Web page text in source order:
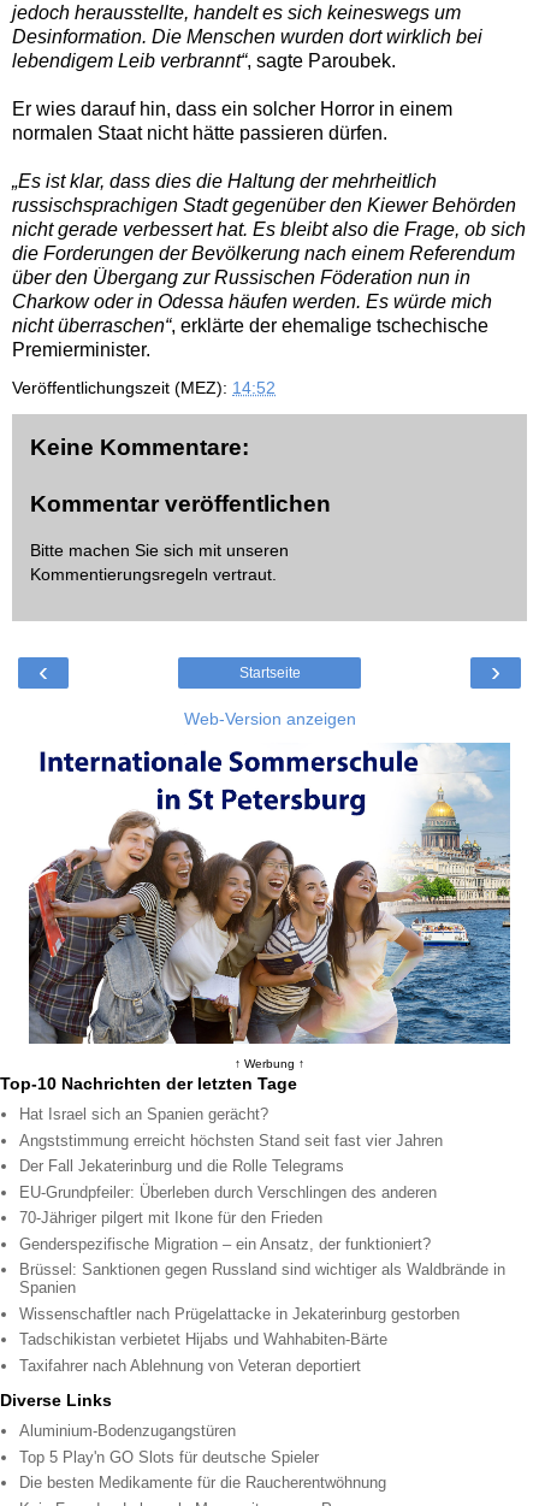
jedoch herausstellte, handelt es sich keineswegs um
Desinformation. Die Menschen wurden dort wirklich bei
lebendigem Leib verbrannt“, sagte Paroubek.
Er wies darauf hin, dass ein solcher Horror in einem
normalen Staat nicht hätte passieren dürfen.
„Es ist klar, dass dies die Haltung der mehrheitlich
russischsprachigen Stadt gegenüber den Kiewer Behörden
nicht gerade verbessert hat. Es bleibt also die Frage, ob sich
die Forderungen der Bevölkerung nach einem Referendum
über den Übergang zur Russischen Föderation nun in
Charkow oder in Odessa häufen werden. Es würde mich
nicht überraschen“, erklärte der ehemalige tschechische
Premierminister.
Veröffentlichungszeit (MEZ): 14:52
Keine Kommentare:
Kommentar veröffentlichen
Bitte machen Sie sich mit unseren
Kommentierungsregeln vertraut.
‹ ›
Startseite
Web-Version anzeigen
↑ Werbung ↑
Top-10 Nachrichten der letzten Tage
Hat Israel sich an Spanien gerächt?
Angststimmung erreicht höchsten Stand seit fast vier Jahren
Der Fall Jekaterinburg und die Rolle Telegrams
EU-Grundpfeiler: Überleben durch Verschlingen des anderen
70-Jähriger pilgert mit Ikone für den Frieden
Genderspezifische Migration – ein Ansatz, der funktioniert?
Brüssel: Sanktionen gegen Russland sind wichtiger als Waldbrände in
Spanien
Wissenschaftler nach Prügelattacke in Jekaterinburg gestorben
Tadschikistan verbietet Hijabs und Wahhabiten-Bärte
Taxifahrer nach Ablehnung von Veteran deportiert
Diverse Links
Aluminium-Bodenzugangstüren
Top 5 Play'n GO Slots für deutsche Spieler
Die besten Medikamente für die Raucherentwöhnung